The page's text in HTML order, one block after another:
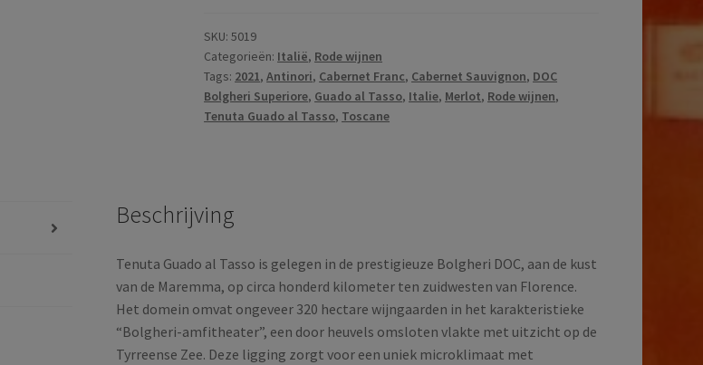
|
Guado
al
Tasso
|
|
|
Italië
|
2021
aantal
SKU:5019
Categorieën: Italië, Rode wijnen
Tags: 2021,Antinori, Cabernet Franc, Cabernet Sauvignon, DOC
Bolgheri Superiore, Guado al Tasso, Italie, Merlot, Rode wijnen,
Tenuta Guado al Tasso, Toscane
Beschrijving
Tenuta Guado al Tasso is gelegen in de prestigieuze Bolgheri DOC, aan de kust
van de Maremma, op circa honderd kilometer ten zuidwesten van Florence.
Het domein omvat ongeveer 320 hectare wijngaarden in het karakteristieke
“Bolgheri-amfitheater”, een door heuvels omsloten vlakte met uitzicht op de
Tyrreense Zee. Deze ligging zorgt voor een uniek microklimaat met